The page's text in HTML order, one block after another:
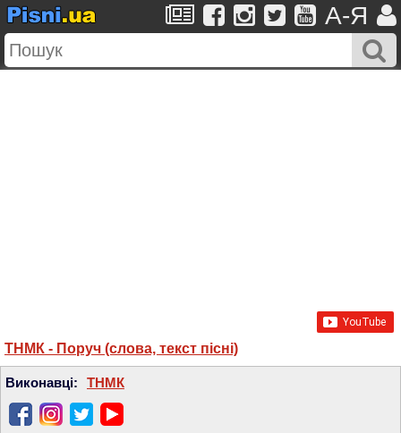
A-Я
ТНМК - Поруч (слова, текст пісні)
Виконавці: ТНМК